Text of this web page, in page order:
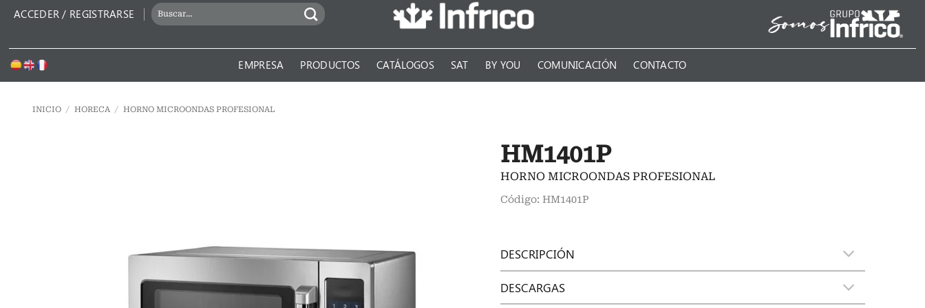
ACCEDER / REGISTRARSE
BUSCAR
POR:
EMPRESA PRODUCTOS CATÁLOGOS SAT BY YOU COMUNICACIÓN CONTACTO
INICIO / HORECA / HORNO MICROONDAS PROFESIONAL
HM1401P
HORNO MICROONDAS PROFESIONAL
Código: HM1401P
DESCRIPCIÓN
DESCARGAS